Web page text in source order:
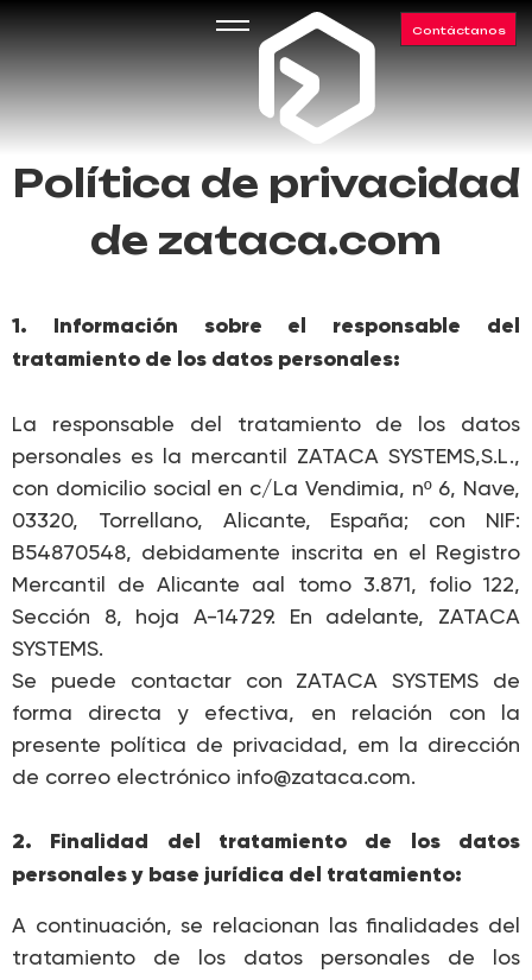
Contáctanos
Política de privacidad
de zataca.com
1. Información sobre el responsable del
tratamiento de los datos personales:
La responsable del tratamiento de los datos
personales es la mercantil ZATACA SYSTEMS,S.L.,
con domicilio social en c/La Vendimia, nº 6, Nave,
03320, Torrellano, Alicante, España; con NIF:
B54870548, debidamente inscrita en el Registro
Mercantil de Alicante aal tomo 3.871, folio 122,
Sección 8, hoja A-14729. En adelante, ZATACA
SYSTEMS.
Se puede contactar con ZATACA SYSTEMS de
forma directa y efectiva, en relación con la
presente política de privacidad, em la dirección
de correo electrónico info@zataca.com.
2. Finalidad del tratamiento de los datos
personales y base jurídica del tratamiento:
A continuación, se relacionan las finalidades del
tratamiento de los datos personales de los